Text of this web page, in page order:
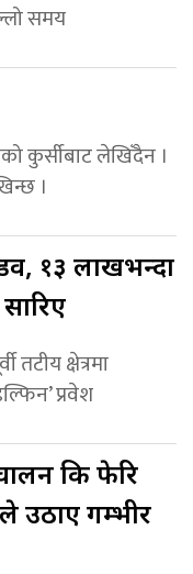
समय
कुर्सीबाट लेखिँदैन ।
।
१३ लाखभन्दा
तटीय क्षेत्रमा
प्रवेश
कि फेरि
उठाए गम्भीर